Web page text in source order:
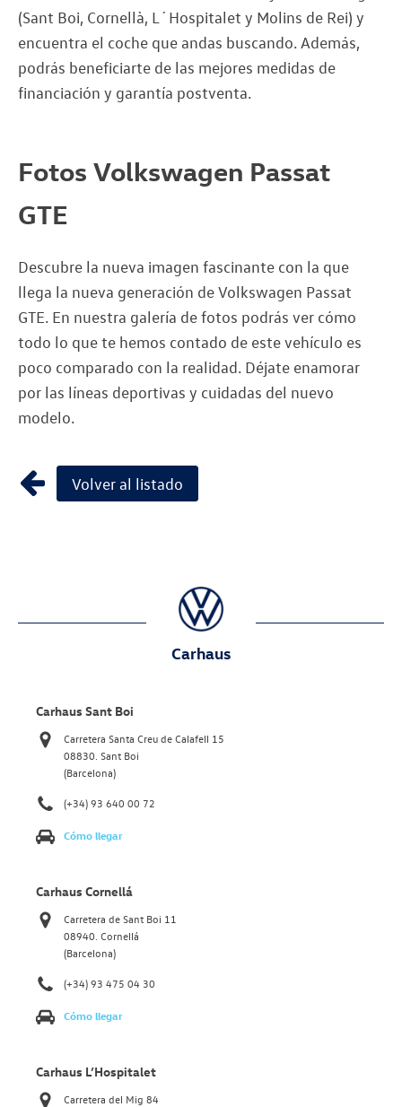
(Sant Boi, Cornellà, L´Hospitalet y Molins de Rei) y
encuentra el coche que andas buscando. Además,
podrás beneficiarte de las mejores medidas de
financiación y garantía postventa.
Fotos Volkswagen Passat
GTE
Descubre la nueva imagen fascinante con la que
llega la nueva generación de Volkswagen Passat
GTE. En nuestra galería de fotos podrás ver cómo
todo lo que te hemos contado de este vehículo es
poco comparado con la realidad. Déjate enamorar
por las líneas deportivas y cuidadas del nuevo
modelo.
Volver al listado
Carhaus
Carhaus Sant Boi
Carretera Santa Creu de Calafell 15
08830. Sant Boi
(Barcelona)
(+34) 93 640 00 72
Cómo llegar
Carhaus Cornellá
Carretera de Sant Boi 11
08940. Cornellá
(Barcelona)
(+34) 93 475 04 30
Cómo llegar
Carhaus L’Hospitalet
Carretera del Mig 84